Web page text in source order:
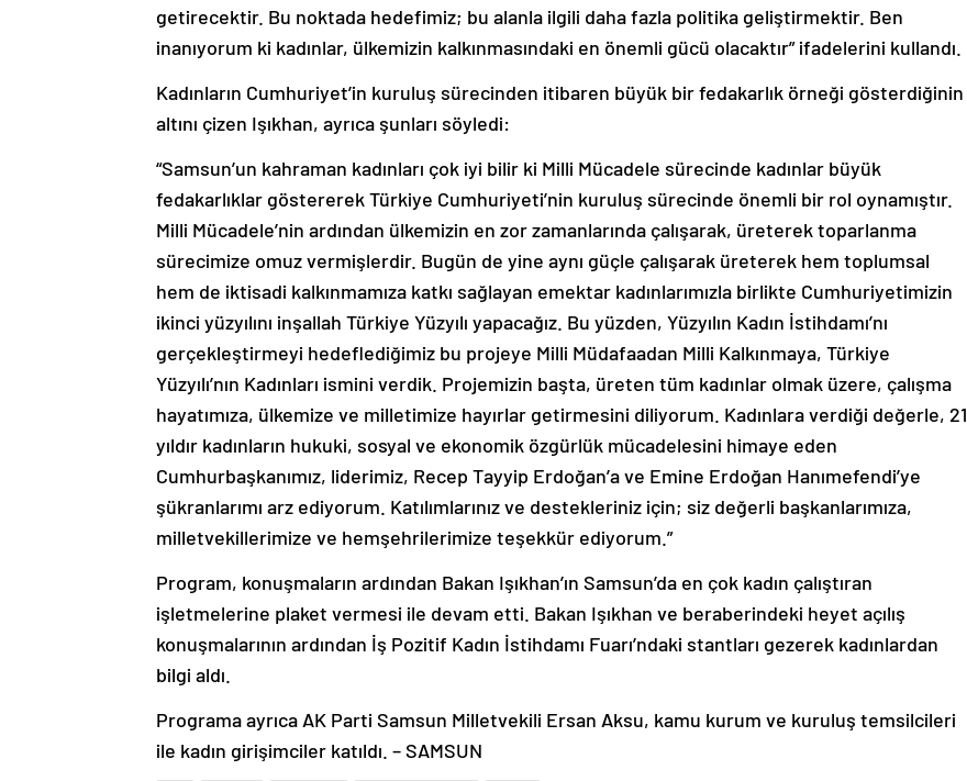
getirecektir. Bu noktada hedefimiz; bu alanla ilgili daha fazla politika geliştirmektir. Ben
inanıyorum ki kadınlar, ülkemizin kalkınmasındaki en önemli gücü olacaktır” ifadelerini kullandı.
Kadınların Cumhuriyet’in kuruluş sürecinden itibaren büyük bir fedakarlık örneği gösterdiğinin
altını çizen Işıkhan, ayrıca şunları söyledi:
“Samsun’un kahraman kadınları çok iyi bilir ki Milli Mücadele sürecinde kadınlar büyük
fedakarlıklar göstererek Türkiye Cumhuriyeti’nin kuruluş sürecinde önemli bir rol oynamıştır.
Milli Mücadele’nin ardından ülkemizin en zor zamanlarında çalışarak, üreterek toparlanma
sürecimize omuz vermişlerdir. Bugün de yine aynı güçle çalışarak üreterek hem toplumsal
hem de iktisadi kalkınmamıza katkı sağlayan emektar kadınlarımızla birlikte Cumhuriyetimizin
ikinci yüzyılını inşallah Türkiye Yüzyılı yapacağız. Bu yüzden, Yüzyılın Kadın İstihdamı’nı
gerçekleştirmeyi hedeflediğimiz bu projeye Milli Müdafaadan Milli Kalkınmaya, Türkiye
Yüzyılı’nın Kadınları ismini verdik. Projemizin başta, üreten tüm kadınlar olmak üzere, çalışma
hayatımıza, ülkemize ve milletimize hayırlar getirmesini diliyorum. Kadınlara verdiği değerle, 21
yıldır kadınların hukuki, sosyal ve ekonomik özgürlük mücadelesini himaye eden
Cumhurbaşkanımız, liderimiz, Recep Tayyip Erdoğan’a ve Emine Erdoğan Hanımefendi’ye
şükranlarımı arz ediyorum. Katılımlarınız ve destekleriniz için; siz değerli başkanlarımıza,
milletvekillerimize ve hemşehrilerimize teşekkür ediyorum.”
Program, konuşmaların ardından Bakan Işıkhan’ın Samsun’da en çok kadın çalıştıran
işletmelerine plaket vermesi ile devam etti. Bakan Işıkhan ve beraberindeki heyet açılış
konuşmalarının ardından İş Pozitif Kadın İstihdamı Fuarı’ndaki stantları gezerek kadınlardan
bilgi aldı.
Programa ayrıca AK Parti Samsun Milletvekili Ersan Aksu, kamu kurum ve kuruluş temsilcileri
ile kadın girişimciler katıldı. – SAMSUN